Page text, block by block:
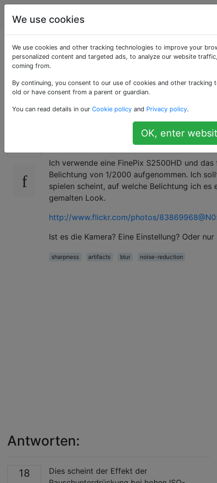
Fotografie
Warum sehen meine
Fotos so aus, als
wären sie gemalt?
Ich bin kein Experte, aber alle Fotos, die ich
worden. Es sieht nicht nach normaler
Ich verwende eine FinePix S2500HD und
Belichtung von 1/2000 aufgenommen. Ich
spielen scheint, auf welche Belichtung ich es
gemalten Look.
http://www.flickr.com/photos/
Ist es die Kamera? Eine Einstellung? Oder nur
sharpness artifacts blur noise-reduction
Antworten:
18
Dies scheint der Effekt der
We use cookies
We use cookies and other tracking technologies to improve your
personalized content and targeted ads, to analyze our website
coming from.
By continuing, you consent to our use of cookies and other tracking
old or have consent from a parent or guardian.
You can read details in our Cookie policy and Privacy policy.
OK, enter